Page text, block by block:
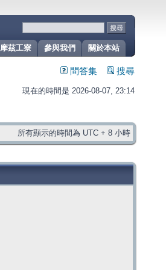
關於本站
參與我們
摩茲工寮
問答集 搜尋
現在的時間是 2026-08-07, 23:14
所有顯示的時間為 UTC + 8 小時